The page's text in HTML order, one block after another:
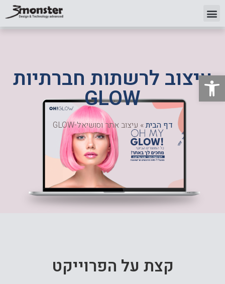
פתח סרגל נגישות
עיצוב לרשתות חברתיות
GLOW
דף הבית» עיצוב אתר וסושיאל-GLOW
קצת על הפרוייקט